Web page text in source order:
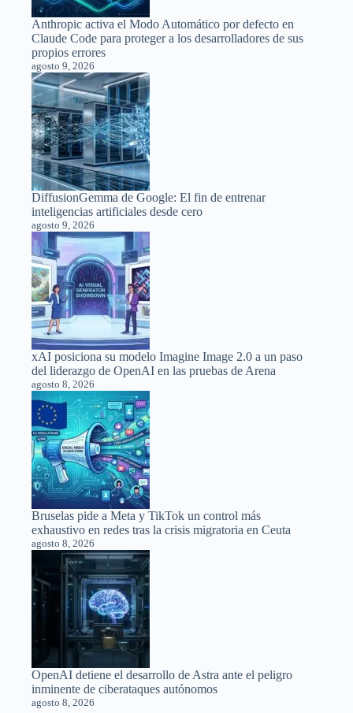
Anthropic activa el Modo Automático por defecto en
Claude Code para proteger a los desarrolladores de sus
propios errores
agosto 9, 2026
DiffusionGemma de Google: El fin de entrenar
inteligencias artificiales desde cero
agosto 9, 2026
xAI posiciona su modelo Imagine Image 2.0 a un paso
del liderazgo de OpenAI en las pruebas de Arena
agosto 8, 2026
Bruselas pide a Meta y TikTok un control más
exhaustivo en redes tras la crisis migratoria en Ceuta
agosto 8, 2026
OpenAI detiene el desarrollo de Astra ante el peligro
inminente de ciberataques autónomos
agosto 8, 2026